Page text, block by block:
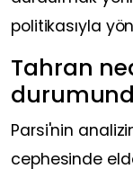
politikasıyla
Tahran
Parsi'nin
cephesinde